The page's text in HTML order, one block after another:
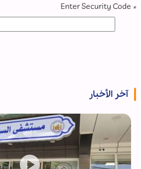
*
آخر الأخبار